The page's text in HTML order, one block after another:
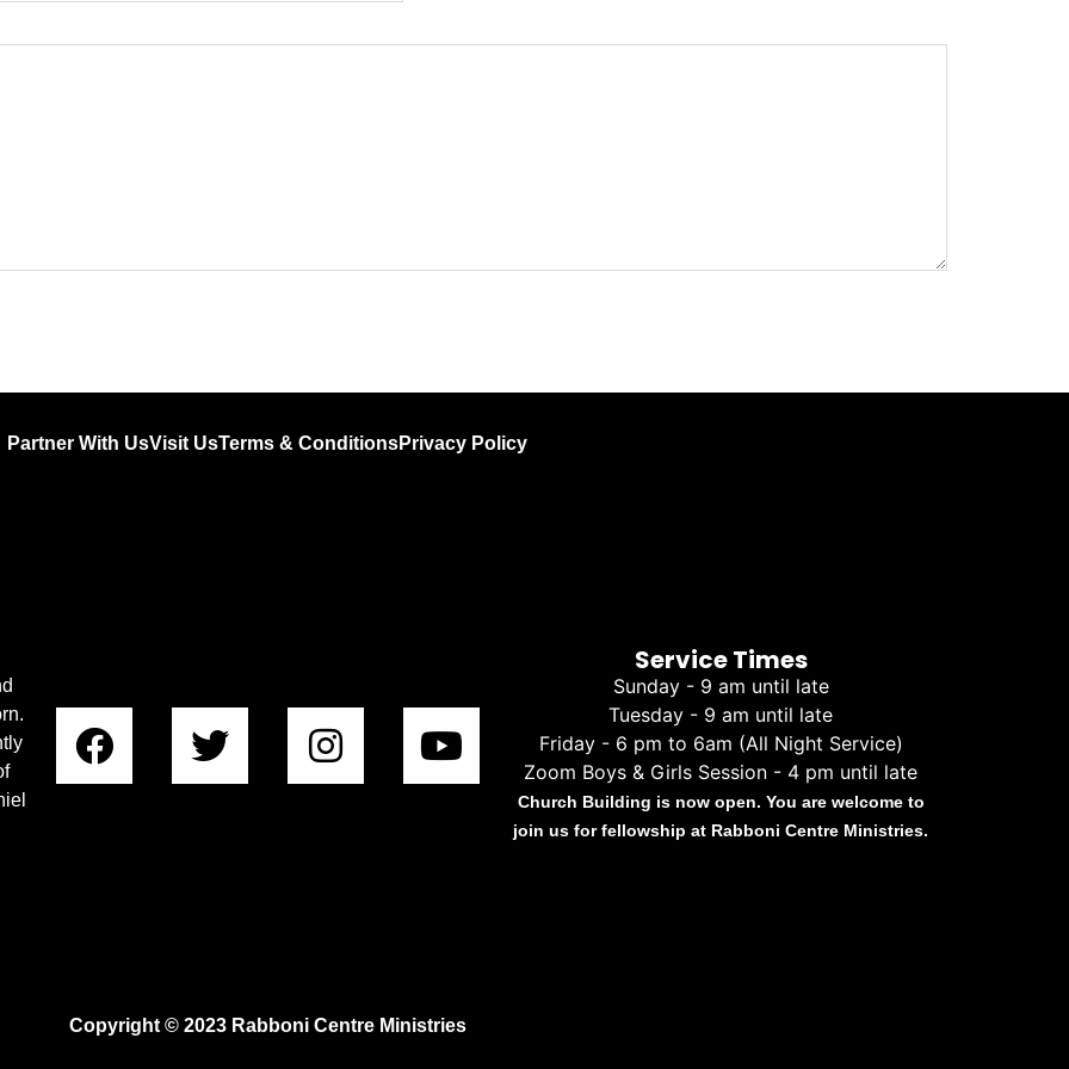
Partner With UsVisit UsTerms & ConditionsPrivacy Policy
Service Times
Sunday - 9 am until late
Tuesday - 9 am until late
Friday - 6 pm to 6am (All Night Service)
Zoom Boys & Girls Session - 4 pm until late
Church Building is now open. You are welcome to
join us for fellowship at Rabboni Centre Ministries.
Copyright © 2023 Rabboni Centre Ministries